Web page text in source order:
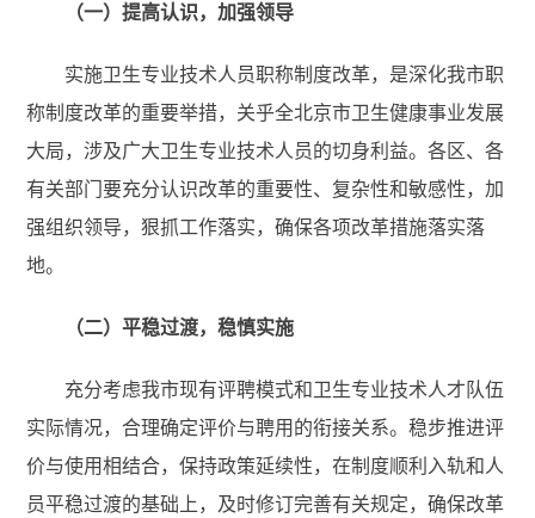
（一）提高认识，加强领导
实施卫生专业技术人员职称制度改革，是深化我市职
称制度改革的重要举措，关乎全北京市卫生健康事业发展
大局，涉及广大卫生专业技术人员的切身利益。各区、各
有关部门要充分认识改革的重要性、复杂性和敏感性，加
强组织领导，狠抓工作落实，确保各项改革措施落实落
地。
（二）平稳过渡，稳慎实施
充分考虑我市现有评聘模式和卫生专业技术人才队伍
实际情况，合理确定评价与聘用的衔接关系。稳步推进评
价与使用相结合，保持政策延续性，在制度顺利入轨和人
员平稳过渡的基础上，及时修订完善有关规定，确保改革